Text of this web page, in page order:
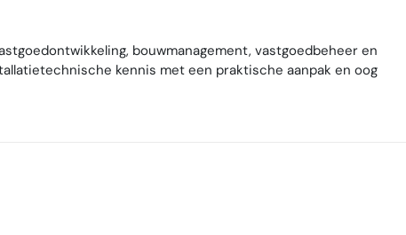
bouwmanagement, vastgoedbeheer en
kennis met een praktische aanpak en oog